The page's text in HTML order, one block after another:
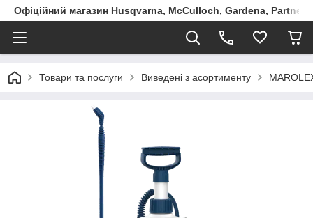
Офіційний магазин Husqvarna, McCulloch, Gardena, Partner
Товари та послуги Виведені з асортименту